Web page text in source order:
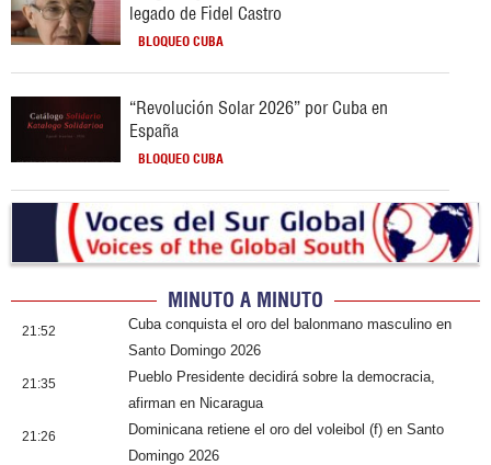
legado de Fidel Castro
BLOQUEO CUBA
“Revolución Solar 2026” por Cuba en
España
BLOQUEO CUBA
MINUTO A MINUTO
21:52
Cuba conquista el oro del balonmano masculino en
Santo Domingo 2026
21:35
Pueblo Presidente decidirá sobre la democracia,
afirman en Nicaragua
21:26
Dominicana retiene el oro del voleibol (f) en Santo
Domingo 2026